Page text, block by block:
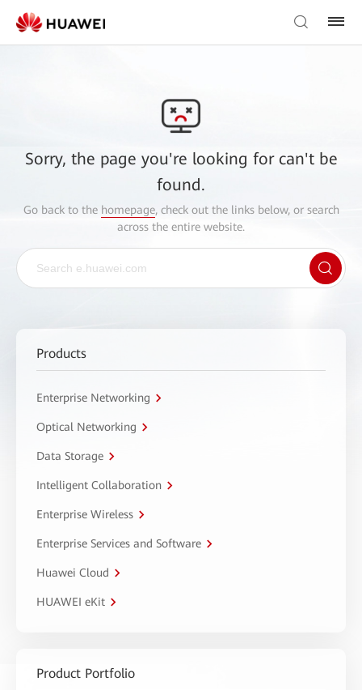
Sorry, the page you're looking for can't be
found.
Go back to the homepage, check out the links below, or search
across the entire website.
Products
Enterprise Networking
Optical Networking
Data Storage
Intelligent Collaboration
Enterprise Wireless
Enterprise Services and Software
Huawei Cloud
HUAWEI eKit
Product Portfolio